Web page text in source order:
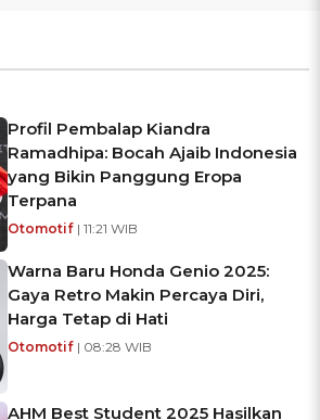
Profil Pembalap Kiandra
Ramadhipa: Bocah Ajaib Indonesia
yang Bikin Panggung Eropa
Terpana
Otomotif | 11:21 WIB
Warna Baru Honda Genio 2025:
Gaya Retro Makin Percaya Diri,
Harga Tetap di Hati
Otomotif | 08:28 WIB
AHM Best Student 2025 Hasilkan